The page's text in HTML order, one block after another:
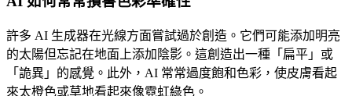
許多 AI 生成器在光線方面嘗試過於創造。它們可能添加明亮
的太陽但忘記在地面上添加陰影。這創造出一種「扁平」或
「詭異」的感覺。此外，AI 常常過度飽和色彩，使皮膚看起
來太橙色或草地看起來像霓虹綠色。